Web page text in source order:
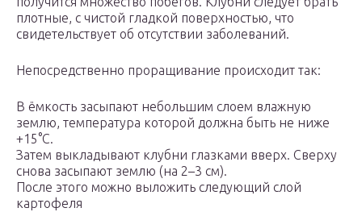
плотные, с чистой гладкой поверхностью, что
свидетельствует об отсутствии заболеваний.
Непосредственно проращивание происходит так:
В ёмкость засыпают небольшим слоем влажную
землю, температура которой должна быть не ниже
+15°С.
Затем выкладывают клубни глазками вверх. Сверху
снова засыпают землю (на 2–3 см).
После этого можно выложить следующий слой
картофеля